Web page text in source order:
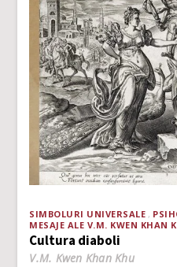
SIMBOLURI UNIVERSALE
MESAJE ALE V.M. KWEN KHAN
Cultura diaboli
V.M. Kwen Khan Khu